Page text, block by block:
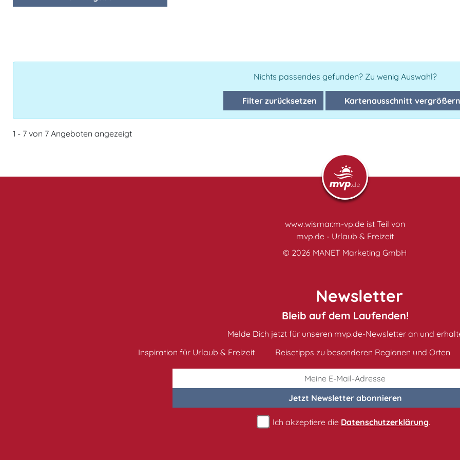
Nichts passendes gefunden? Zu wenig Auswahl?
Filter zurücksetzen Kartenausschnitt vergrößern
1 - 7 von 7 Angeboten angezeigt
www.wismar.m-vp.de ist Teil von
mvp.de - Urlaub & Freizeit
© 2026 MANET Marketing GmbH
Newsletter
Bleib auf dem Laufenden!
Melde Dich jetzt für unseren mvp.de-Newsletter an und
Inspiration für Urlaub & Freizeit
Reisetipps zu besonderen Regionen und Orten
Jetzt Newsletterabonnieren
Ich akzeptiere die Datenschutzerklärung.